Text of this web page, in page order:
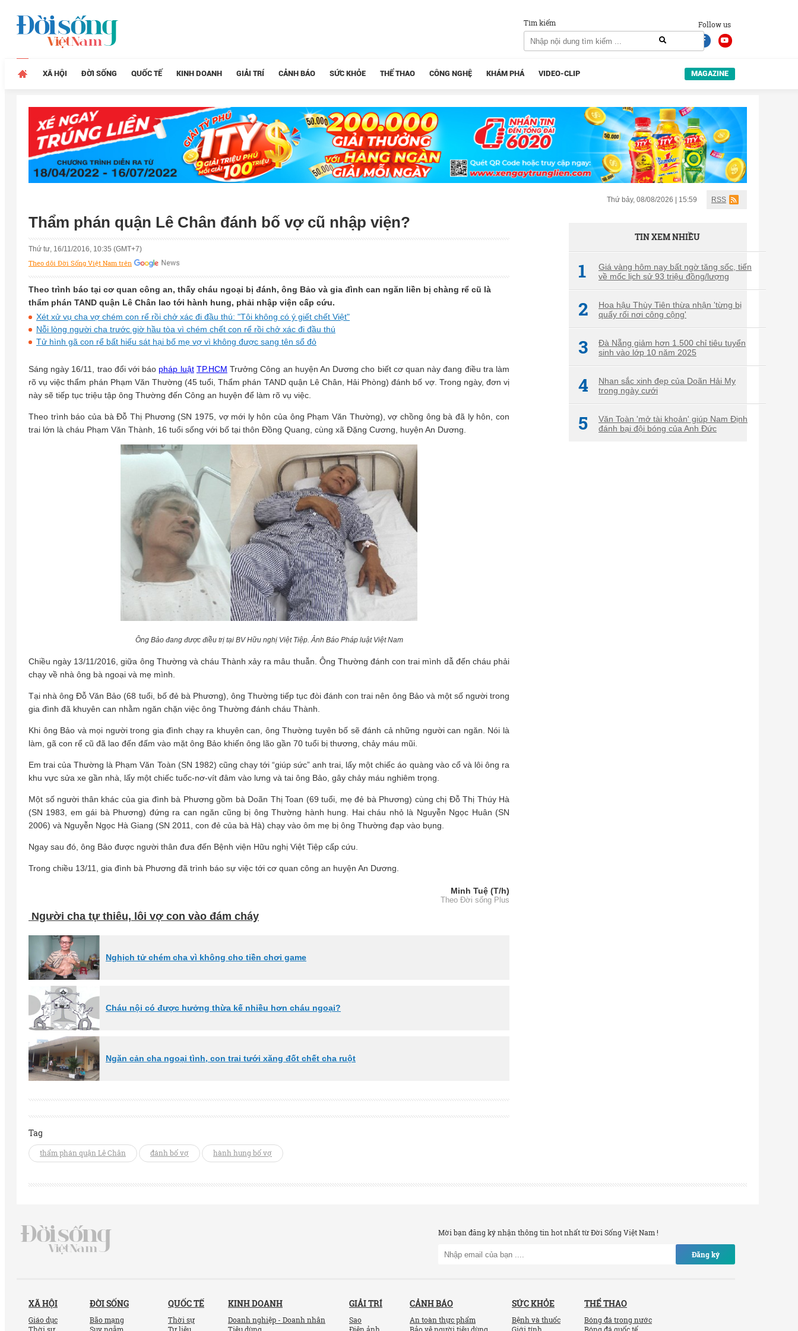
Follow us
Tìm kiếm
XÃ HỘI ĐỜI SỐNG QUỐC TẾ KINH DOANH GIẢI TRÍ CẢNH BÁO SỨC KHỎE THỂ THAO CÔNG NGHỆ KHÁM PHÁ VIDEO-CLIP MAGAZINE
Thứ bảy, 08/08/2026 | 15:59 RSS
Thẩm phán quận Lê Chân đánh bố vợ cũ nhập viện?
Thứ tư, 16/11/2016, 10:35 (GMT+7)
Theo dõi Đời Sống Việt Nam trên
Theo trình báo tại cơ quan công an, thấy cháu ngoại bị đánh, ông Bảo và gia đình can ngăn liền bị chàng rể cũ là
thẩm phán TAND quận Lê Chân lao tới hành hung, phải nhập viện cấp cứu.
Xét xử vụ cha vợ chém con rể rồi chở xác đi đầu thú: "Tôi không có ý giết chết Việt"
Nỗi lòng người cha trước giờ hầu tòa vì chém chết con rể rồi chở xác đi đầu thú
Tử hình gã con rể bất hiếu sát hại bố mẹ vợ vì không được sang tên sổ đỏ
Sáng ngày 16/11, trao đổi với báo pháp luật TP.HCM Trưởng Công an huyện An Dương cho biết cơ quan này đang điều tra làm
rõ vụ việc thẩm phán Phạm Văn Thường (45 tuổi, Thẩm phán TAND quận Lê Chân, Hải Phòng) đánh bố vợ. Trong ngày, đơn vị
này sẽ tiếp tục triệu tập ông Thường đến Công an huyện để làm rõ vụ việc.
Theo trình báo của bà Đỗ Thị Phương (SN 1975, vợ mới ly hôn của ông Phạm Văn Thường), vợ chồng ông bà đã ly hôn, con
trai lớn là cháu Phạm Văn Thành, 16 tuổi sống với bố tại thôn Đồng Quang, cùng xã Đặng Cương, huyện An Dương.
Ông Bảo đang được điều trị tại BV Hữu nghị Việt Tiệp. Ảnh Báo Pháp luật Việt Nam
Chiều ngày 13/11/2016, giữa ông Thường và cháu Thành xảy ra mâu thuẫn. Ông Thường đánh con trai mình dẫ đến cháu phải
chạy về nhà ông bà ngoại và mẹ mình.
Tại nhà ông Đỗ Văn Bảo (68 tuổi, bố đẻ bà Phương), ông Thường tiếp tục đòi đánh con trai nên ông Bảo và một số người trong
gia đình đã khuyên can nhằm ngăn chặn việc ông Thường đánh cháu Thành.
Khi ông Bảo và mọi người trong gia đình chạy ra khuyên can, ông Thường tuyên bố sẽ đánh cả những người can ngăn. Nói là
làm, gã con rể cũ đã lao đến đấm vào mặt ông Bảo khiến ông lão gần 70 tuổi bị thương, chảy máu mũi.
Em trai của Thường là Phạm Văn Toàn (SN 1982) cũng chạy tới “giúp sức” anh trai, lấy một chiếc áo quàng vào cổ và lôi ông ra
khu vực sửa xe gần nhà, lấy một chiếc tuốc-nơ-vít đâm vào lưng và tai ông Bảo, gây chảy máu nghiêm trọng.
Một số người thân khác của gia đình bà Phương gồm bà Doãn Thị Toan (69 tuổi, mẹ đẻ bà Phương) cùng chị Đỗ Thị Thúy Hà
(SN 1983, em gái bà Phương) đứng ra can ngăn cũng bị ông Thường hành hung. Hai cháu nhỏ là Nguyễn Ngọc Huân (SN
2006) và Nguyễn Ngọc Hà Giang (SN 2011, con đẻ của bà Hà) chạy vào ôm mẹ bị ông Thường đạp vào bụng.
Ngay sau đó, ông Bảo được người thân đưa đến Bệnh viện Hữu nghị Việt Tiệp cấp cứu.
Trong chiều 13/11, gia đình bà Phương đã trình báo sự việc tới cơ quan công an huyện An Dương.
Minh Tuệ (T/h)
Theo Đời sống Plus
Người cha tự thiêu, lôi vợ con vào đám cháy
Nghịch tử chém cha vì không cho tiền chơi game
Cháu nội có được hưởng thừa kế nhiều hơn cháu ngoại?
Ngăn cản cha ngoại tình, con trai tưới xăng đốt chết cha ruột
Tag
thẩm phán quận Lê Chân đánh bố vợ hành hung bố vợ
TIN XEM NHIỀU
1
Giá vàng hôm nay bất ngờ tăng sốc, tiến
về mốc lịch sử 93 triệu đồng/lượng
2
Hoa hậu Thùy Tiên thừa nhận 'từng bị
quấy rối nơi công cộng'
3
Đà Nẵng giảm hơn 1.500 chỉ tiêu tuyển
sinh vào lớp 10 năm 2025
4
Nhan sắc xinh đẹp của Doãn Hải My
trong ngày cưới
5
Văn Toàn 'mở tài khoản' giúp Nam Định
đánh bại đội bóng của Anh Đức
Mời bạn đăng ký nhận thông tin hot nhất từ Đời Sống Việt Nam !
Đăng ký
XÃ HỘI
Giáo dục
ĐỜI SỐNG
Bão mạng
QUỐC TẾ
Thời sự
KINH DOANH
Doanh nghiệp - Doanh nhân
GIẢI TRÍ
Sao
CẢNH BÁO
An toàn thực phẩm
SỨC KHỎE
Bệnh và thuốc
THỂ THAO
Bóng đá trong nước